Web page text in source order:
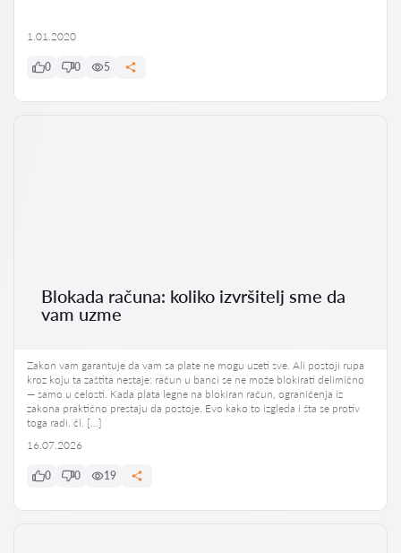
1.01.2020
0 0 5
Blokada računa: koliko izvršitelj sme da
vam uzme
Zakon vam garantuje da vam sa plate ne mogu uzeti sve. Ali postoji rupa
kroz koju ta zaštita nestaje: račun u banci se ne može blokirati delimično
— samo u celosti. Kada plata legne na blokiran račun, ograničenja iz
zakona praktično prestaju da postoje. Evo kako to izgleda i šta se protiv
toga radi. čl. […]
16.07.2026
0 0 19